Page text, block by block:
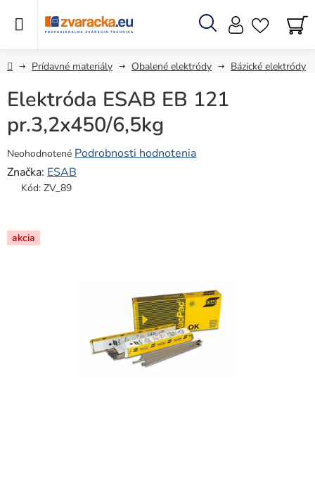
Hľadať
DomovPrídavné materiály Obalené elektródy Bázické elektródy
Elektróda ESAB EB 121
pr.3,2x450/6,5kg
Priemerné
hodnotenie
produktu
z
5
Neohodnotené Podrobnosti hodnotenia
Značka: ESAB
Kód: ZV_89
akcia